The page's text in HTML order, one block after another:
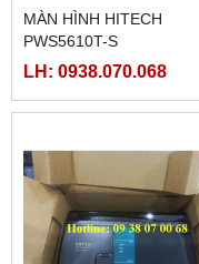
MÀN HÌNH HITECH
PWS5610T-S
LH: 0938.070.068